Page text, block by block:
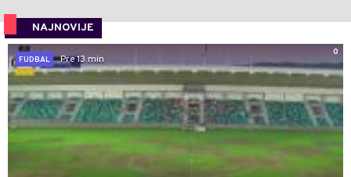
NAJNOVIJE
0
FUDBAL
Pre 13 min